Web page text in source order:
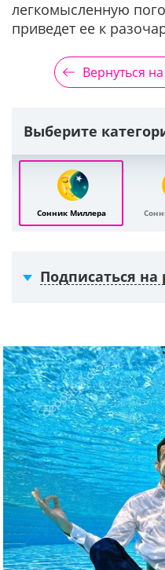
легкомысленную
приведет ее к
Вернуться
Выберите
Сонник Миллера
Подписаться на